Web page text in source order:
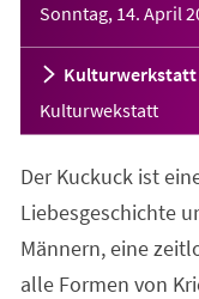
Sonntag, 14. April
Kulturwerkstatt
Kulturwekstatt
Der Kuckuck ist
Liebesgeschichte
Männern, eine
alle Formen von